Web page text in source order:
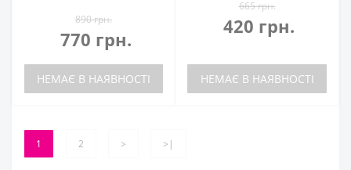
890 грн.
770 грн.
НЕМАЄ В НАЯВНОСТІ
665 грн.
420 грн.
НЕМАЄ В НАЯВНОСТІ
1 2 > >|